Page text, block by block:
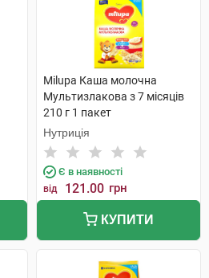
Milupa Каша молочна
Мультизлакова з 7 місяців
210 г 1 пакет
Нутриція
Є в наявності
від 121.00 грн
КУПИТИ